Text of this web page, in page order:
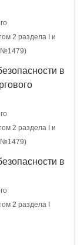
2 раздела I и
№1479)
в
2 раздела I и
№1479)
в
2 раздела I